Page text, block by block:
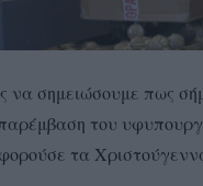
να σημειώσουμε πως
του
τα